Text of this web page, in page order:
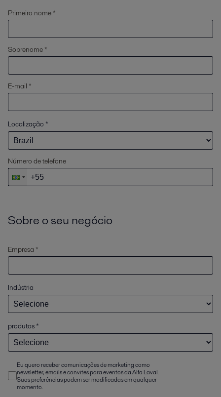
Primeiro nome *
Sobrenome *
E-mail *
Localização *
Número de telefone
Sobre o seu negócio
Empresa *
Indústria
produtos *
Eu quero receber comunicações de marketing como
newsletter, emails e convites para eventos da Alfa Laval.
Suas preferências podem ser modificadas em qualquer
momento.